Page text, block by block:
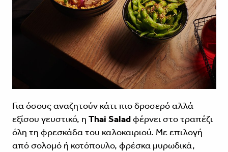
Για όσους αναζητούν κάτι πιο δροσερό αλλά
εξίσου γευστικό, η Thai Saladφέρνει στο τραπέζι
όλη τη φρεσκάδα του καλοκαιριού. Με επιλογή
από σολομό ή κοτόπουλο, φρέσκα μυρωδικά,